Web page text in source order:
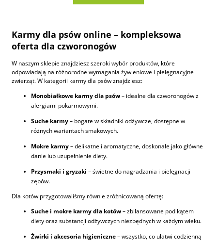
Karmy dla psów online – kompleksowa
oferta dla czworonogów
W naszym sklepie znajdziesz szeroki wybór produktów, które
odpowiadają na różnorodne wymagania żywieniowe i pielęgnacyjne
zwierząt. W kategorii karmy dla psów znajdziesz:
Monobiałkowe karmy dla psów– idealne dla czworonogów z
alergiami pokarmowymi.
Suche karmy– bogate w składniki odżywcze, dostępne w
różnych wariantach smakowych.
Mokre karmy– delikatne i aromatyczne, doskonałe jako główne
danie lub uzupełnienie diety.
Przysmaki i gryzaki – świetne do nagradzania i pielęgnacji
zębów.
Dla kotów przygotowaliśmy równie zróżnicowaną ofertę:
Suche i mokre karmy dla kotów– zbilansowane pod kątem
diety oraz substancji odżywczych niezbędnych w każdym wieku.
Żwirki i akcesoria higieniczne– wszystko, co ułatwi codzienną